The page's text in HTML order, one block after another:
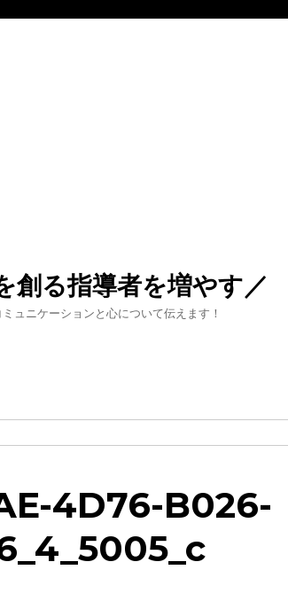
創る指導者を増やす
ュニケーションと心について伝えます！
4D76-B026-